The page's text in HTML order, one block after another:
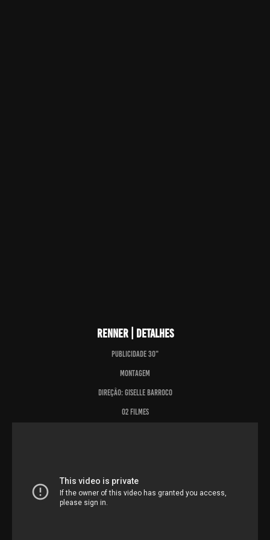
Renner | Detalhes
Publicidade 30"
Montagem
Direção: Giselle Barroco
O2 Filmes